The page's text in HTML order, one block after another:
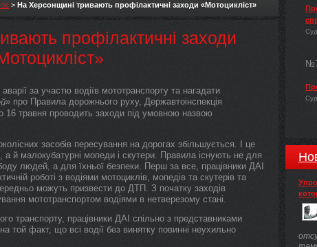
> На Херсонщині тривають профілактичні заходи «Мотоцикліст»
профілактичні заходи
за участю водіїв мототранспорту та нагадати
» про Правила дорожнього руху, Державтоінспекція
16 травня проводить заходи під умовною назвою
засобів пересування на дорогах збільшується. І це
а й малокубатурні мопеди і скутери. Правила існують не для
людей, а для їхньої безпеки. Перш за все, працівники ДАІ
роботі з водіями мотоциклів, мопедів та скутерів та
можуть призвести до ДТП. З початку заходів
мототранспортом водіями в нетверезому стані.
транспорту, працівники ДАІ спільно з представниками
той факт, що всі водії без винятку повинні неухильно